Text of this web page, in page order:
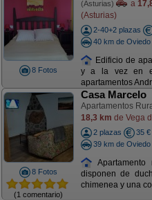
8 Fotos
(Asturias) a
(Asturias)
2-40+2 plazas
40 km de Oviedo
Edificio de
y a la vez en
apartamentos
8 Fotos
(1 comentario)
Casa Marcelo
Apartamentos
18,3 km de Vega
2 plazas
35 €
39 km de Oviedo
disponen de
chimenea y una